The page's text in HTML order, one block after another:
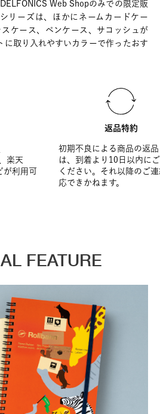
Web Shopのみでの限定販
リーズは、ほかにネームカードケー
ケース、ペンケース、サコッシュが
に取り入れやすいカラーで作ったおす
楽天
利用可
返品特約
初期不良による商品の返
は、到着より10日以内に
ください。それ以降のご
応できかねます。
FEATURE